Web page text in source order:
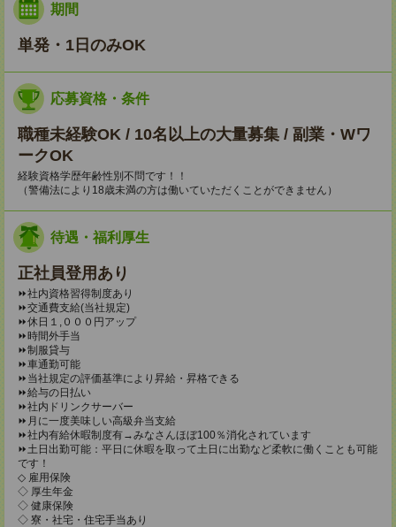
期間
単発・1日のみOK
応募資格・条件
職種未経験OK / 10名以上の大量募集 / 副業・Wワ
ークOK
経験資格学歴年齢性別不問です！！
（警備法により18歳未満の方は働いていただくことができません）
待遇・福利厚生
正社員登用あり
⏩️社内資格習得制度あり
⏩️交通費支給(当社規定)
⏩️休日１,０００円アップ
⏩️時間外手当
⏩️制服貸与
⏩️車通勤可能
⏩️当社規定の評価基準により昇給・昇格できる
⏩️給与の日払い
⏩️社内ドリンクサーバー
⏩️月に一度美味しい高級弁当支給
⏩️社内有給休暇制度有→みなさんほぼ100％消化されています
⏩️土日出勤可能：平日に休暇を取って土日に出勤など柔軟に働くことも可能
です！
◇ 雇用保険
◇ 厚生年金
◇ 健康保険
◇ 寮・社宅・住宅手当あり